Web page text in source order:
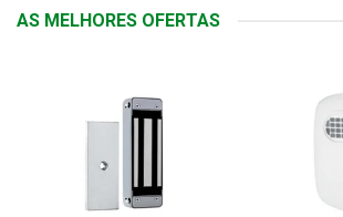
AS MELHORES OFERTAS